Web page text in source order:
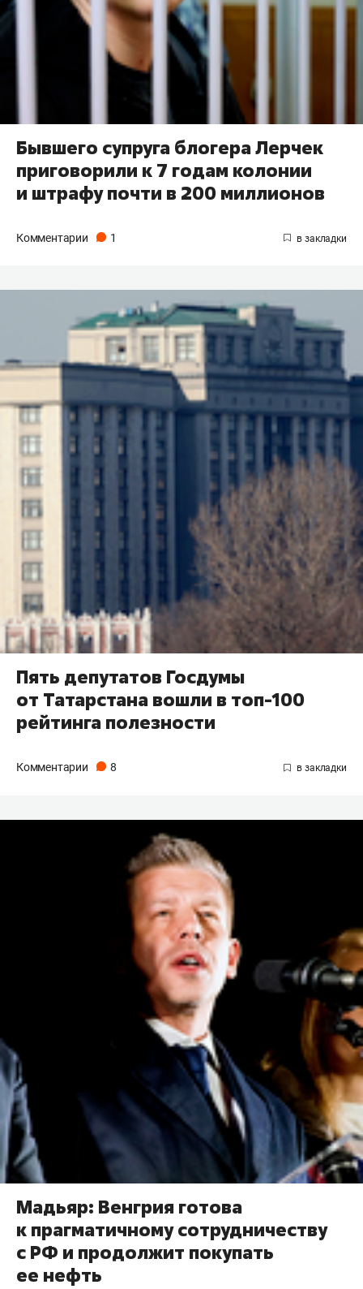
Бывшего супруга блогера Лерчек
приговорили к 7 годам колонии
и штрафу почти в 200 миллионов
Комментарии 1
Пять депутатов Госдумы
от Татарстана вошли в топ-100
рейтинга полезности
Комментарии 8
Мадьяр: Венгрия готова
к прагматичному сотрудничеству
с РФ и продолжит покупать
ее нефть